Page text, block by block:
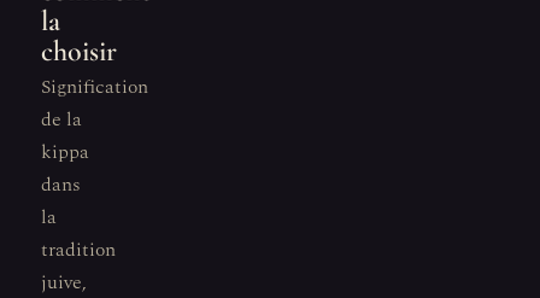
la
choisir
Signification
de la
kippa
dans
la
tradition
juive,